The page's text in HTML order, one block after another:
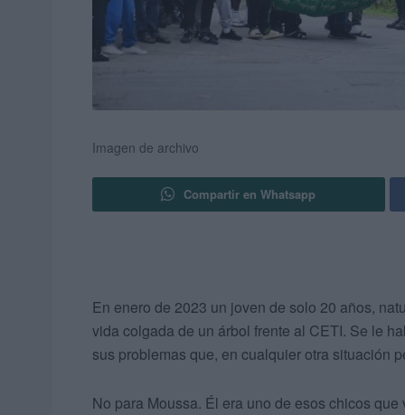
Imagen de archivo
Compartir en Whatsapp
En enero de 2023 un joven de solo 20 años,
vida colgada de un árbol frente al CETI. Se le
sus problemas que, en cualquier otra situación
No para Moussa. Él era uno de esos chicos